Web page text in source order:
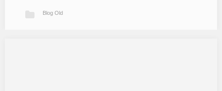
Blog Old